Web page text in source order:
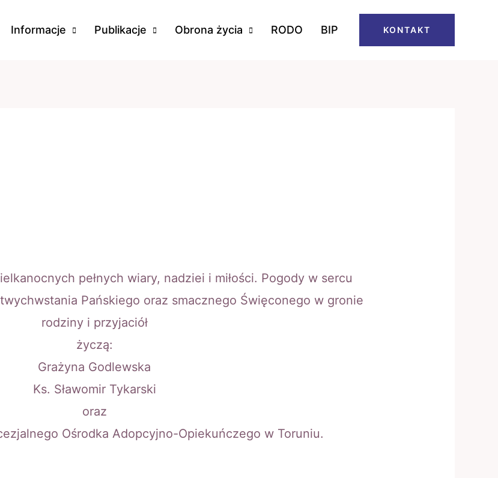
Informacje Publikacje Obrona życia RODO BIP KONTAKT
pełnych wiary, nadziei i miłości. Pogody w sercu
Pańskiego oraz smacznego Święconego w gronie
rodziny i przyjaciół
życzą:
Grażyna Godlewska
Ks. Sławomir Tykarski
oraz
Ośrodka Adopcyjno-Opiekuńczego w Toruniu.